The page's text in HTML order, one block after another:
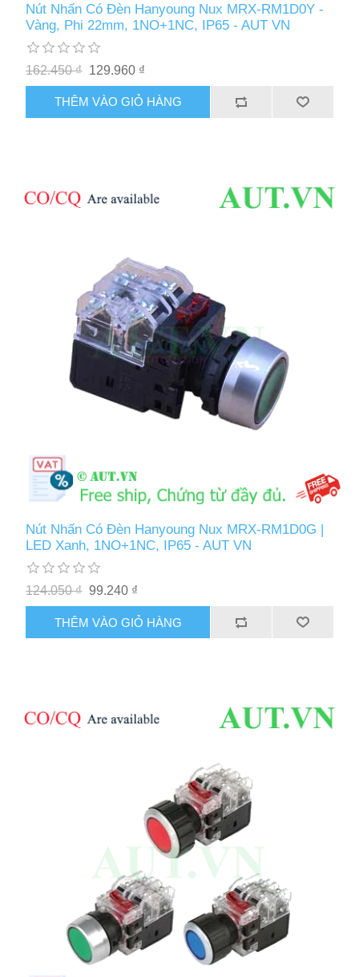
Nút Nhấn Có Đèn Hanyoung Nux MRX-RM1D0Y -
Vàng, Phi 22mm, 1NO+1NC, IP65 - AUT VN
162.450 ₫ 129.960 ₫
THÊM VÀO GIỎ HÀNG
Nút Nhấn Có Đèn Hanyoung Nux MRX-RM1D0G |
LED Xanh, 1NO+1NC, IP65 - AUT VN
124.050 ₫ 99.240 ₫
THÊM VÀO GIỎ HÀNG